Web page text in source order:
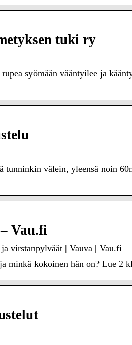
tuki ry
syömään vääntyilee ja
välein, yleensä noin
Vau.fi
virstanpylväät | Vauva | Vau.fi
minkä kokoinen hän on? Lue 2